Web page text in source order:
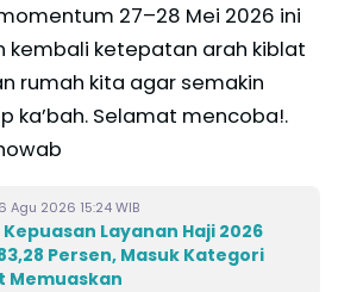
27–28 Mei 2026 ini
kembali ketepatan arah kiblat
rumah kita agar semakin
ka’bah. Selamat mencoba!.
Agu 2026 15:24 WIB
Layanan Haji 2026
Persen, Masuk Kategori
Memuaskan